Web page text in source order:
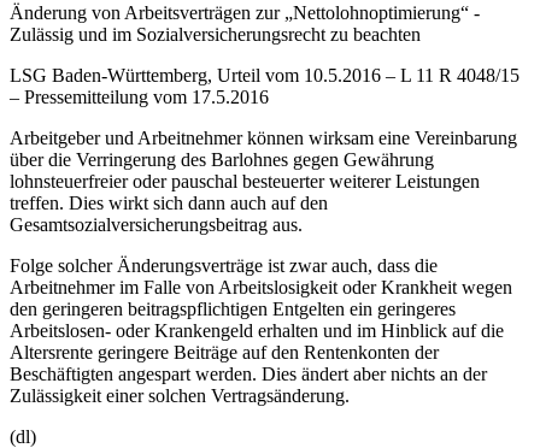
Änderung von Arbeitsverträgen zur „Nettolohnoptimierung“ -
Zulässig und im Sozialversicherungsrecht zu beachten
LSG Baden-Württemberg, Urteil vom 10.5.2016 – L 11 R 4048/15
– Pressemitteilung vom 17.5.2016
Arbeitgeber und Arbeitnehmer können wirksam eine Vereinbarung
über die Verringerung des Barlohnes gegen Gewährung
lohnsteuerfreier oder pauschal besteuerter weiterer Leistungen
treffen. Dies wirkt sich dann auch auf den
Gesamtsozialversicherungsbeitrag aus.
Folge solcher Änderungsverträge ist zwar auch, dass die
Arbeitnehmer im Falle von Arbeitslosigkeit oder Krankheit wegen
den geringeren beitragspflichtigen Entgelten ein geringeres
Arbeitslosen- oder Krankengeld erhalten und im Hinblick auf die
Altersrente geringere Beiträge auf den Rentenkonten der
Beschäftigten angespart werden. Dies ändert aber nichts an der
Zulässigkeit einer solchen Vertragsänderung.
(dl)